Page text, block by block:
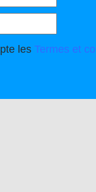
les Termes et